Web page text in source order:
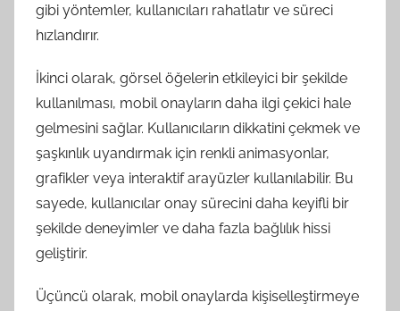
gibi yöntemler, kullanıcıları rahatlatır ve süreci
hızlandırır.
İkinci olarak, görsel öğelerin etkileyici bir şekilde
kullanılması, mobil onayların daha ilgi çekici hale
gelmesini sağlar. Kullanıcıların dikkatini çekmek ve
şaşkınlık uyandırmak için renkli animasyonlar,
grafikler veya interaktif arayüzler kullanılabilir. Bu
sayede, kullanıcılar onay sürecini daha keyifli bir
şekilde deneyimler ve daha fazla bağlılık hissi
geliştirir.
Üçüncü olarak, mobil onaylarda kişiselleştirmeye